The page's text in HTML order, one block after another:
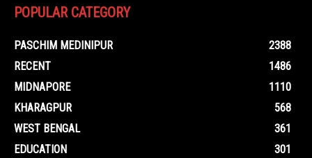
POPULAR CATEGORY
PASCHIM MEDINIPUR
2388
RECENT
1486
MIDNAPORE
1110
KHARAGPUR
568
WEST BENGAL
361
EDUCATION
301